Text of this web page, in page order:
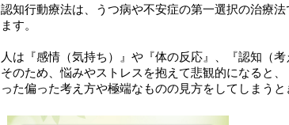
認知行動療法は、うつ病や不安症の第一選択の治療法
ます。
人は『感情（気持ち）』や『体の反応』、『認知（
そのため、悩みやストレスを抱えて悲観的になると
った偏った考え方や極端なものの見方をしてしまうと